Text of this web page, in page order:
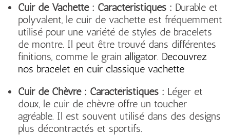
Cuir de Vachette : Caractéristiques : Durable et
polyvalent, le cuir de vachette est fréquemment
utilisé pour une variété de styles de bracelets
de montre. Il peut être trouvé dans différentes
finitions, comme le grain alligator. Decouvrez
nos bracelet en cuir classique vachette
Cuir de Chèvre : Caractéristiques : Léger et
doux, le cuir de chèvre offre un toucher
agréable. Il est souvent utilisé dans des designs
plus décontractés et sportifs.